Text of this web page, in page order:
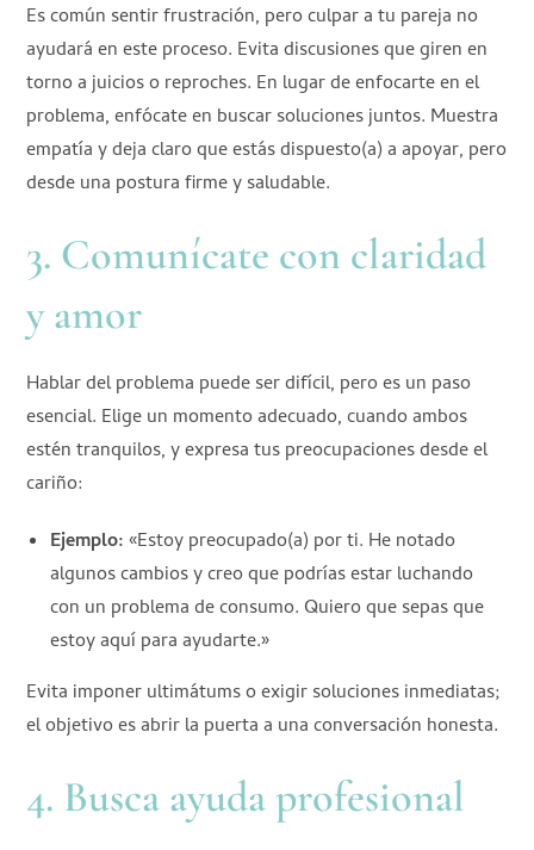
Es común sentir frustración, pero culpar a tu pareja no
ayudará en este proceso. Evita discusiones que giren en
torno a juicios o reproches. En lugar de enfocarte en el
problema, enfócate en buscar soluciones juntos. Muestra
empatía y deja claro que estás dispuesto(a) a apoyar, pero
desde una postura firme y saludable.
3. Comunícate con claridad
y amor
Hablar del problema puede ser difícil, pero es un paso
esencial. Elige un momento adecuado, cuando ambos
estén tranquilos, y expresa tus preocupaciones desde el
cariño:
Ejemplo:«Estoy preocupado(a) por ti. He notado
algunos cambios y creo que podrías estar luchando
con un problema de consumo. Quiero que sepas que
estoy aquí para ayudarte.»
Evita imponer ultimátums o exigir soluciones inmediatas;
el objetivo es abrir la puerta a una conversación honesta.
4. Busca ayuda profesional